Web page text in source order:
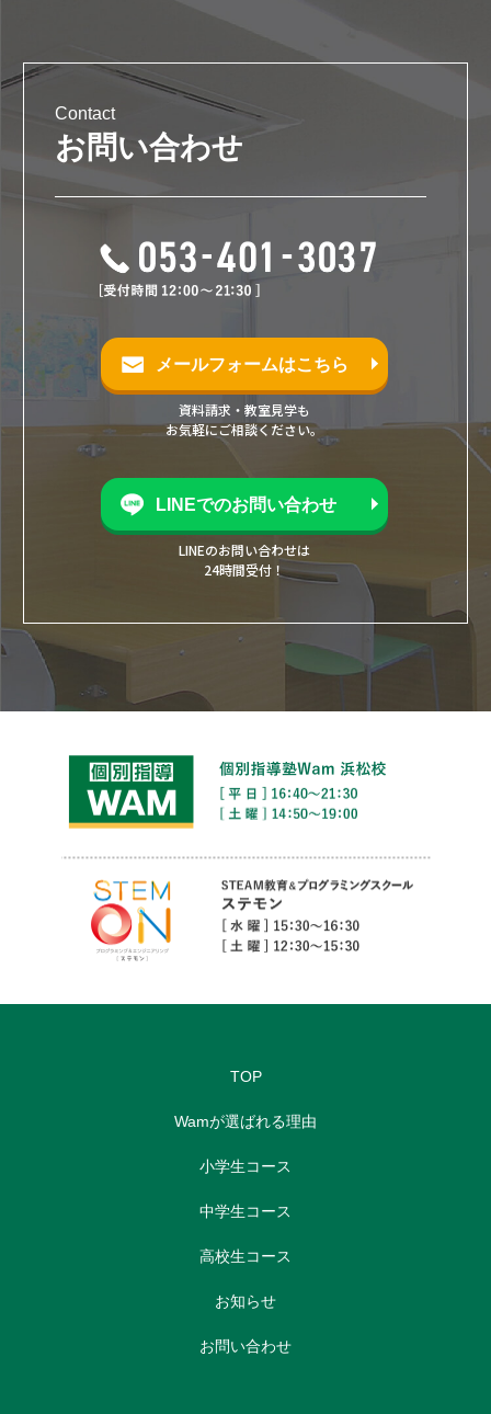
Contact
お問い合わせ
メールフォームはこちら
資料請求・教室見学も
お気軽にご相談ください。
LINEでのお問い合わせ
LINEのお問い合わせは
24時間受付！
TOP
Wamが選ばれる理由
小学生コース
中学生コース
高校生コース
お知らせ
お問い合わせ